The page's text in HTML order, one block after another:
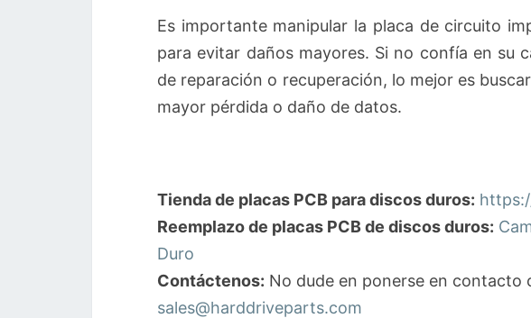
Es importante manipular la placa de circuito
para evitar daños mayores. Si no confía en su
de reparación o recuperación, lo mejor es
mayor pérdida o daño de datos.
Tienda de placas PCB para discos duros:
Reemplazo de placas PCB de discos duros:
Duro
Contáctenos: No dude en ponerse en contacto
sales@harddriveparts.com